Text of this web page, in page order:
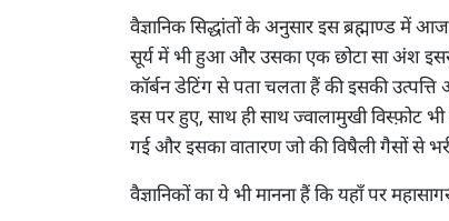
वैज्ञानिक सिद्धांतों के अनुसार इस ब्रह्माण्ड
सूर्य में भी हुआ और उसका एक छोटा सा अंश इससे
कॉर्बन डेटिंग से पता चलता हैं की इसकी
इस पर हुए, साथ ही साथ ज्वालामुखी विस्फ़ोट
गई और इसका वातारण जो की विषैली गैसों से
वैज्ञानिकों का ये भी मानना हैं कि यहाँ पर